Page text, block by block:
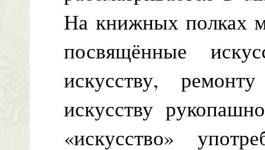
На книжных полках
посвящённые
искусству,
искусству
«искусство»